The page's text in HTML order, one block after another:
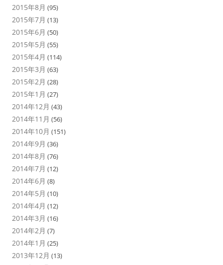
2015年8月 (95)
2015年7月 (13)
2015年6月 (50)
2015年5月 (55)
2015年4月 (114)
2015年3月 (63)
2015年2月 (28)
2015年1月 (27)
2014年12月 (43)
2014年11月 (56)
2014年10月 (151)
2014年9月 (36)
2014年8月 (76)
2014年7月 (12)
2014年6月 (8)
2014年5月 (10)
2014年4月 (12)
2014年3月 (16)
2014年2月 (7)
2014年1月 (25)
2013年12月 (13)